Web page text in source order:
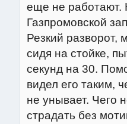
еще не работают.
Газпромовской
Резкий разворот,
сидя на стойке,
секунд на 30.
видел его таким,
не унывает. Чего
страдать без